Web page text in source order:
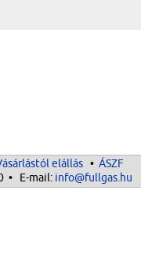
elállás • ÁSZF
• E-mail: info@fullgas.hu